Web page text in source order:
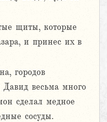
щиты, которые
и принес их в
городов
Давид весьма много
сделал медное
сосуды.